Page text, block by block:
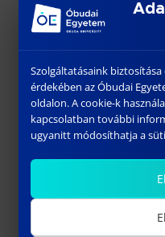
idézettségi
Internetes
publikációs
https://
Szolgáltatásaink
érdekében az Óbudai
oldalon. A cookie-k
kapcsolatban további
ugyanitt módosíthatja a